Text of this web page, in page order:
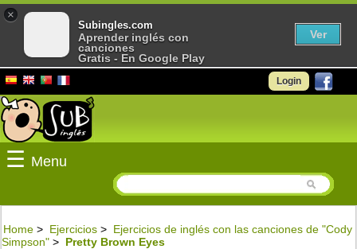
Login
☰ Menu
Home > Ejercicios > Ejercicios de inglés con las canciones de "Cody
Simpson" > Pretty Brown Eyes
×
Subingles.com
Aprender inglés con
canciones
Gratis - En Google Play
Ver